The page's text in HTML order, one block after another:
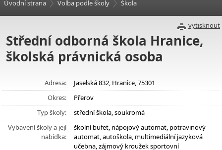
Úvodní strana Volba podle školy Škola
vytisknout
Střední odborná škola Hranice,
školská právnická osoba
Adresa:
Jaselská 832, Hranice, 75301
Okres:
Přerov
Typ školy:
střední škola, soukromá
Vybavení školy a její
nabídka:
školní bufet, nápojový automat, potravinový
automat, autoškola, multimediální jazyková
učebna, zájmový kroužek sportovní